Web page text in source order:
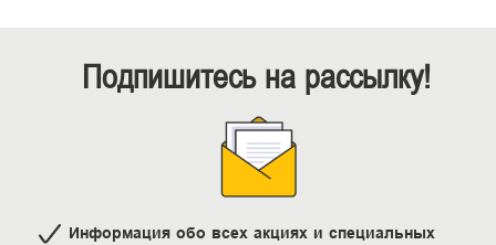
Подпишитесь на рассылку!
Информация обо всех акциях и специальных